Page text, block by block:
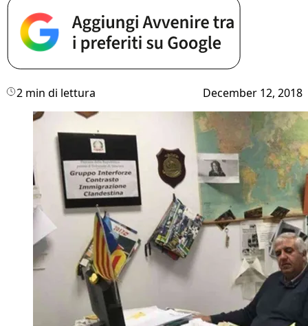
2 min di lettura December 12, 2018